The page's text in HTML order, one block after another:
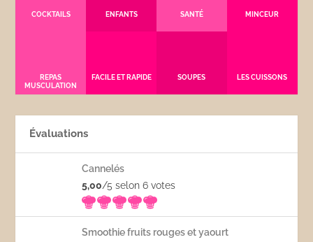
COCKTAILS ENFANTS SANTÉ MINCEUR
REPAS
MUSCULATION
FACILE ET RAPIDE SOUPES LES CUISSONS
Évaluations
Cannelés
5,00/5 selon 6votes
Smoothie fruits rouges et yaourt